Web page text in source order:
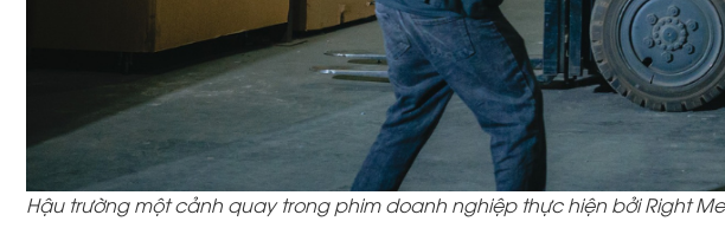
Hậu trường một cảnh quay trong phim doanh nghiệp thực hiện bởi Right